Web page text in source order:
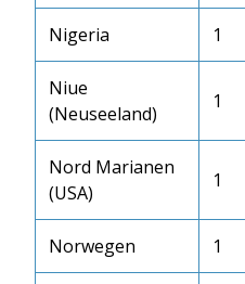
Nigeria 1
Niue
(Neuseeland)
1
Nord Marianen
(USA)
1
Norwegen 1